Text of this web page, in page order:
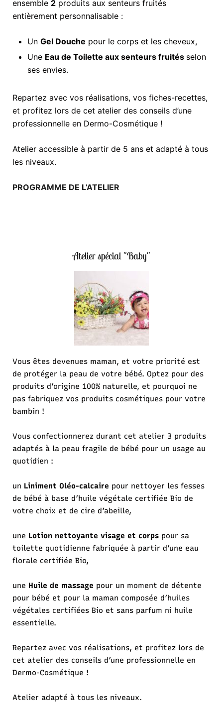
ensemble 2 produits aux senteurs fruités
entièrement personnalisable :
Un Gel Douche pour le corps et les cheveux,
Une Eau de Toilette aux senteurs fruités selon
ses envies.
Repartez avec vos réalisations, vos fiches-recettes,
et profitez lors de cet atelier des conseils d’une
professionnelle en Dermo-Cosmétique !
Atelier accessible à partir de 5 ans et adapté à tous
les niveaux.
PROGRAMME DE L’ATELIER
Atelier spécial "Baby"
Vous êtes devenues maman, et votre priorité est
de protéger la peau de votre bébé. Optez pour des
produits d’origine 100% naturelle, et pourquoi ne
pas fabriquez vos produits cosmétiques pour votre
bambin !
Vous confectionnerez durant cet atelier 3 produits
adaptés à la peau fragile de bébé pour un usage au
quotidien :
un Liniment Oléo-calcaire pour nettoyer les fesses
de bébé à base d’huile végétale certifiée Bio de
votre choix et de cire d’abeille,
une Lotion nettoyante visage et corps pour sa
toilette quotidienne fabriquée à partir d’une eau
florale certifiée Bio,
une Huile de massage pour un moment de détente
pour bébé et pour la maman composée d’huiles
végétales certifiées Bio et sans parfum ni huile
essentielle.
Repartez avec vos réalisations, et profitez lors de
cet atelier des conseils d’une professionnelle en
Dermo-Cosmétique !
Atelier adapté à tous les niveaux.